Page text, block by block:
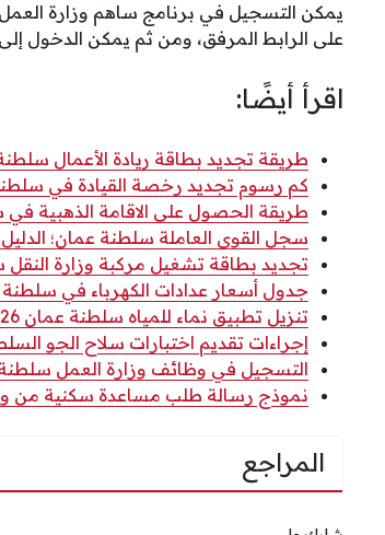
يمكن التسجيل في برنامج ساهم وزارة العمل
على الرابط المرفق، ومن ثم يمكن الدخول إلى
اقرأ أيضًا:
طريقة تجديد بطاقة ريادة الأعمال سلطنة
كم رسوم تجديد رخصة القيادة في سلطنة
طريقة الحصول على الاقامة الذهبية في
سجل القوى العاملة سلطنة عمان؛ الدليل
تجديد بطاقة تشغيل مركبة وزارة النقل
جدول أسعار عدادات الكهرباء في سلطنة
تنزيل تطبيق نماء للمياه سلطنة عمان 2026
إجراءات تقديم اختبارات سلاح الجو
التسجيل في وظائف وزارة العمل سلطنة عمان 2026؛ من
نموذج رسالة طلب مساعدة سكنية من وزارة
المراجع